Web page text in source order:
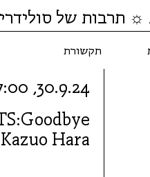
תקשורת
תרבות של
Hara
30.9.24, 17:00